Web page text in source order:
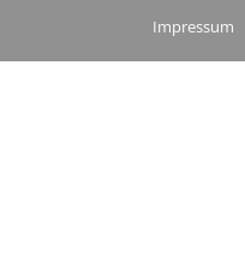
Impressum